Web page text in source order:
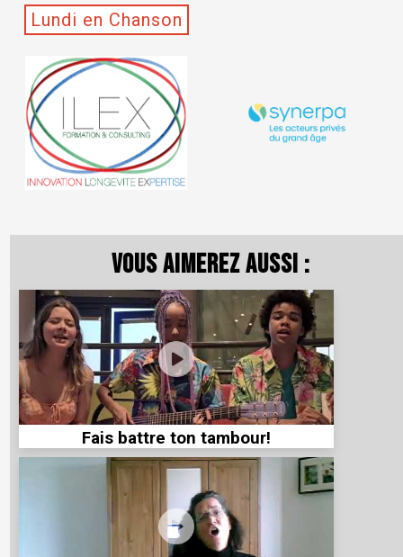
Lundi en Chanson
Vous aimerez aussi :
Fais battre ton tambour!